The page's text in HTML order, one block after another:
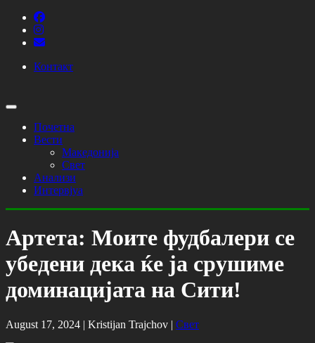
Контакт
Почетна
Вести
Македонија
Свет
Анализи
Интервјуа
Артета: Моите фудбалери се
убедени дека ќе ја срушиме
доминацијата на Сити!
August 17, 2024 | Kristijan Trajchov | Свет